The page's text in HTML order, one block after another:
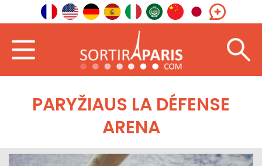
PARYŽIAUS LA DÉFENSE
ARENA